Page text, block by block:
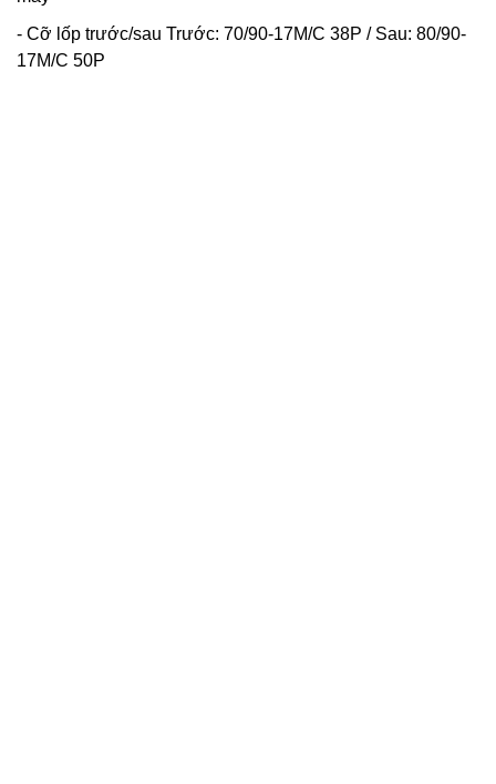
- Cỡ lốp trước/sau Trước: 70/90-17M/C 38P / Sau: 80/90-
17M/C 50P